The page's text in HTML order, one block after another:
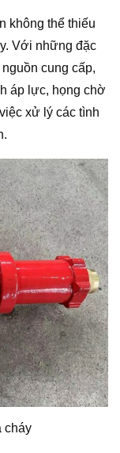
không thể thiếu
Với những đặc
cung cấp,
áp lực, họng chờ
xử lý các tình
cháy